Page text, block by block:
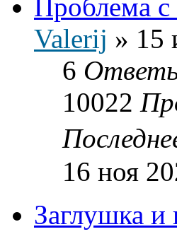
Проблема с
Valerij » 15
6
10022
16 ноя
Заглушка и